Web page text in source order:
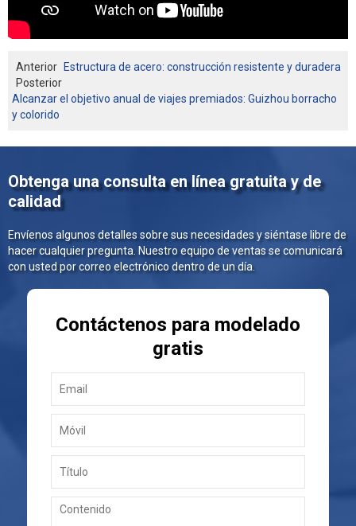
Anterior
Estructura de acero: construcción resistente y duradera
Posterior
Alcanzar el objetivo anual de viajes premiados: Guizhou borracho
y colorido
Obtenga una consulta en línea gratuita y de
calidad
Envíenos algunos detalles sobre sus necesidades y siéntase libre de
hacer cualquier pregunta. Nuestro equipo de ventas se comunicará
con usted por correo electrónico dentro de un día.
Contáctenos para modelado
gratis